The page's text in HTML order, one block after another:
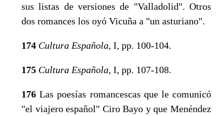
sus listas de versiones de "Valladolid". Otros
dos romances los oyó Vicuña a "un asturiano".
174 Cultura Española, I, pp. 100-104.
175 Cultura Española, I, pp. 107-108.
176Las poesías romancescas que le comunicó
"el viajero español" Ciro Bayo y que Menéndez